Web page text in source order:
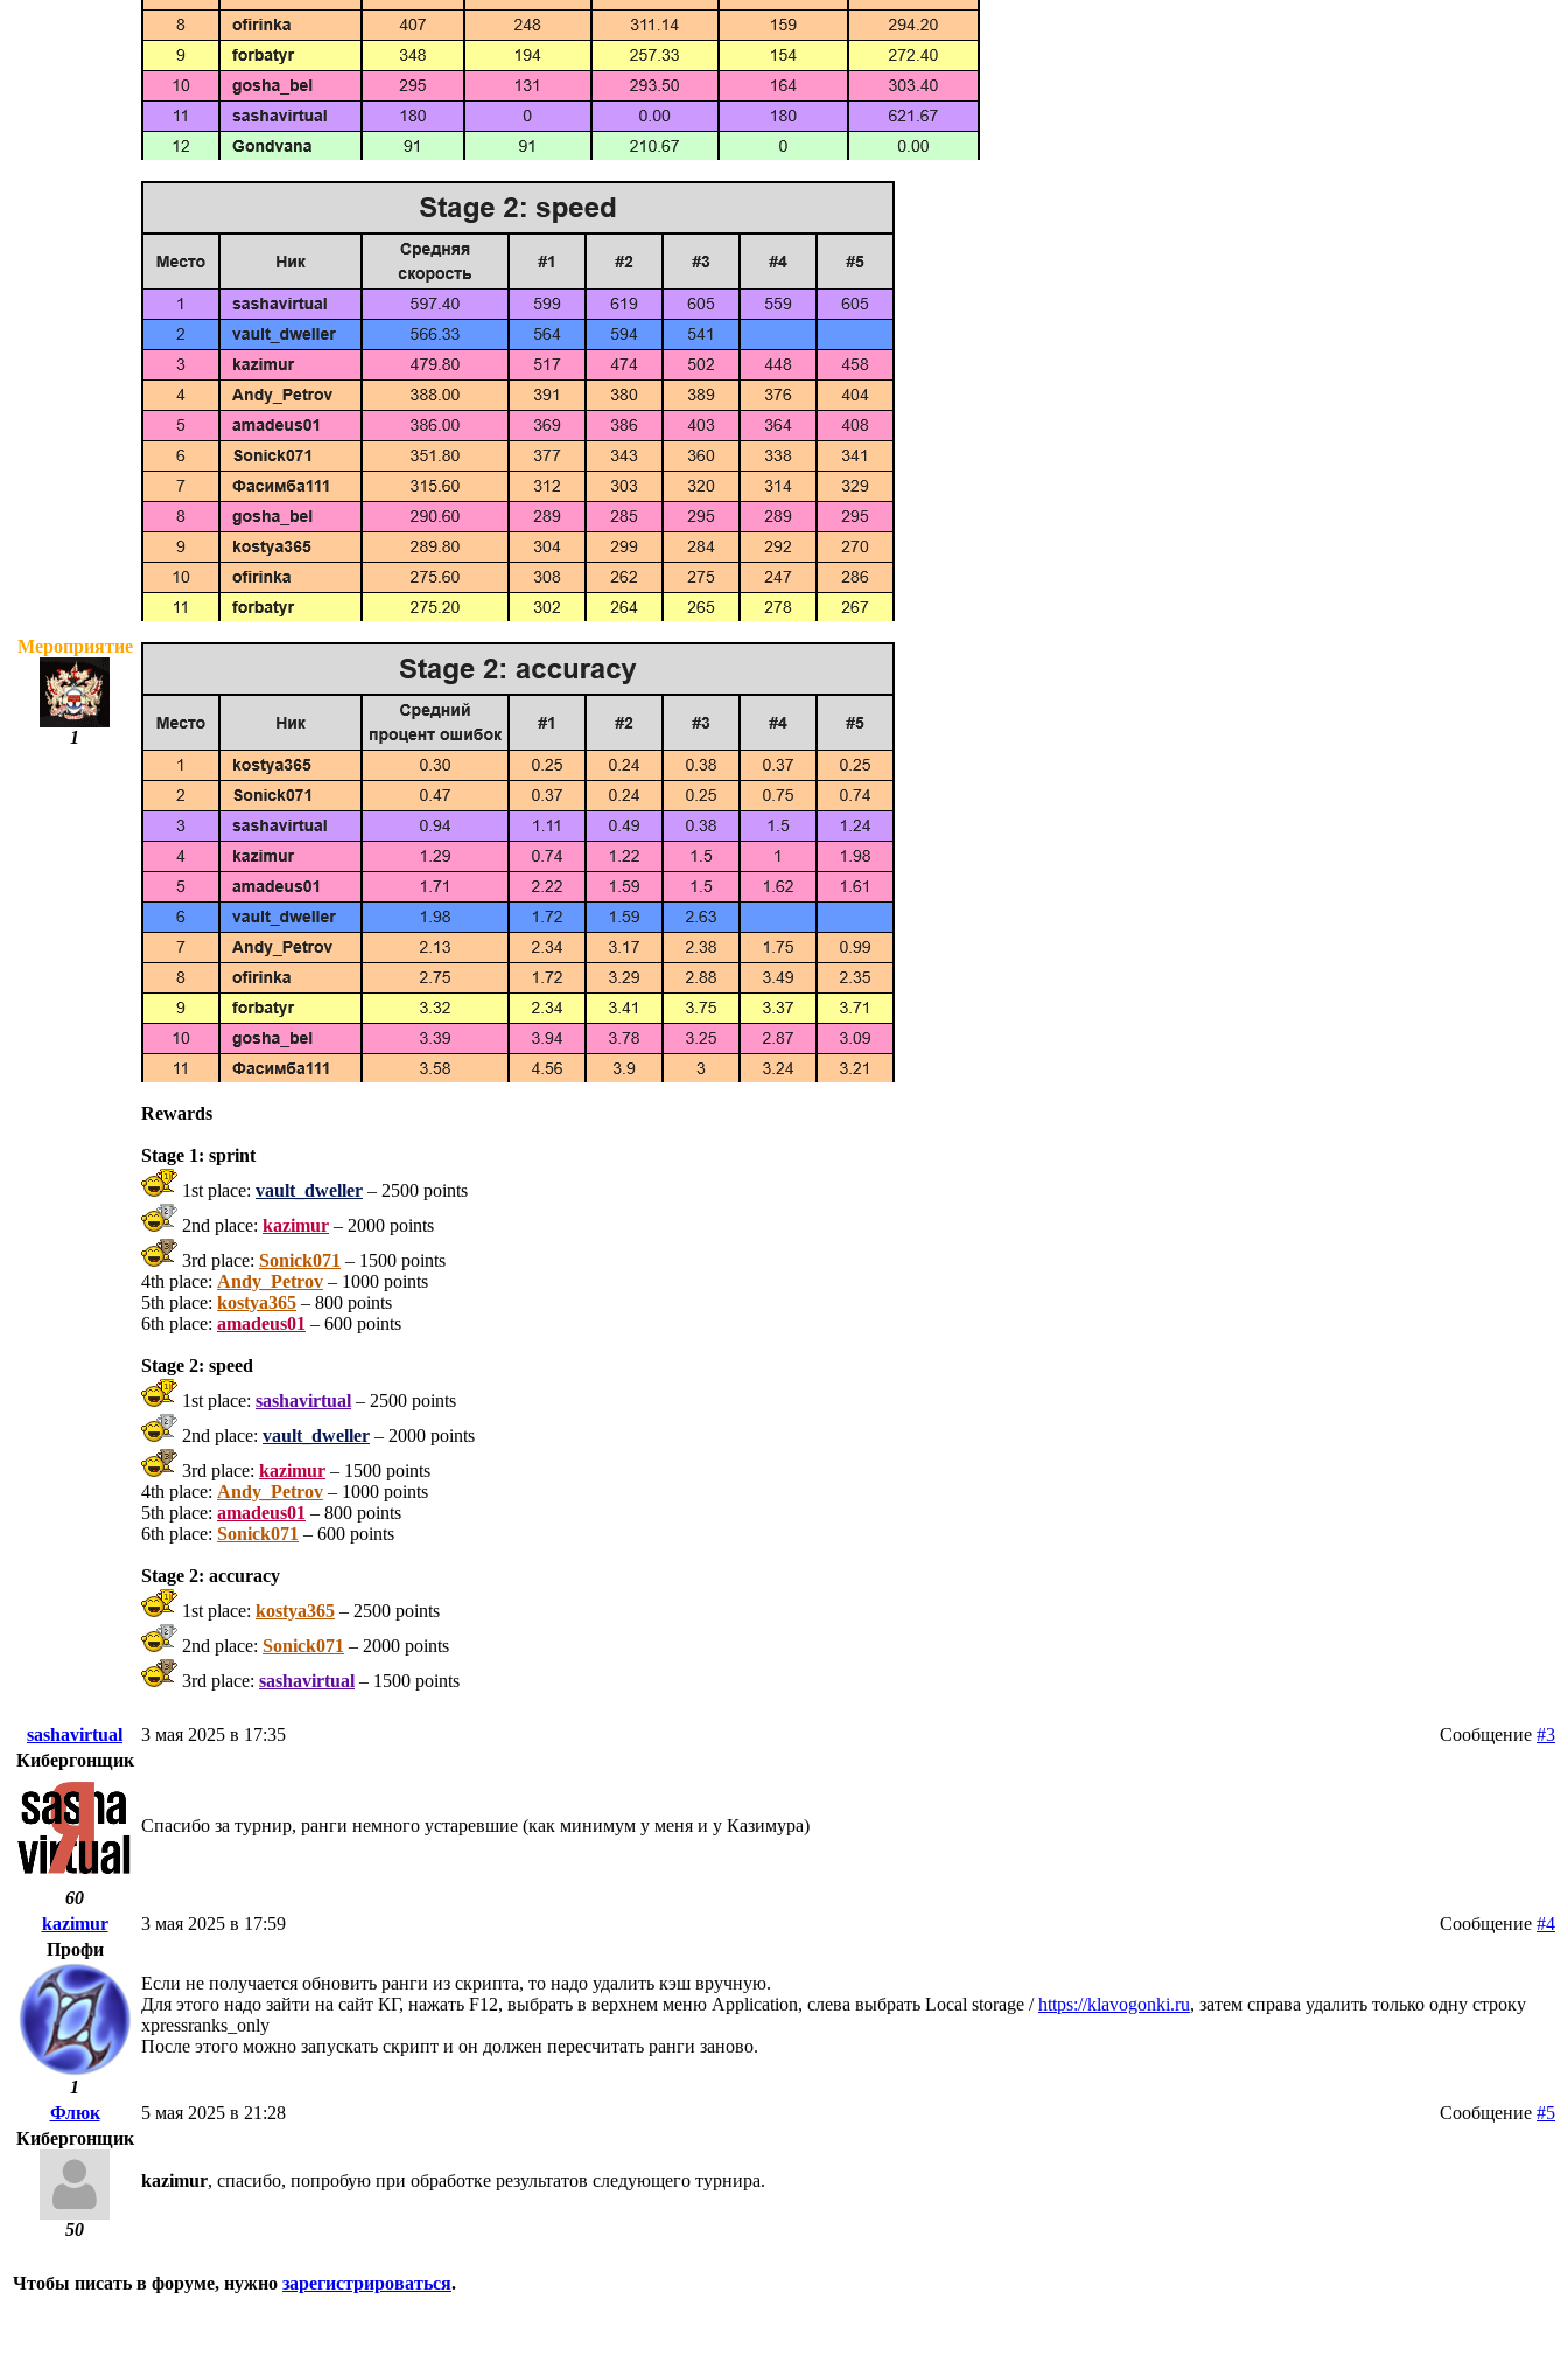
Мероприятие
1
Rewards
Stage 1: sprint
1st place: vault_dweller – 2500 points
2nd place: kazimur – 2000 points
3rd place: Sonick071 – 1500 points
4th place: Andy_Petrov – 1000 points
5th place: kostya365 – 800 points
6th place: amadeus01 – 600 points
Stage 2: speed
1st place: sashavirtual – 2500 points
2nd place: vault_dweller – 2000 points
3rd place: kazimur – 1500 points
4th place: Andy_Petrov – 1000 points
5th place: amadeus01 – 800 points
6th place: Sonick071 – 600 points
Stage 2: accuracy
1st place: kostya365 – 2500 points
2nd place: Sonick071 – 2000 points
3rd place: sashavirtual – 1500 points
sashavirtual Сообщение #3
3 мая 2025 в 17:35
Кибергонщик
60
Спасибо за турнир, ранги немного устаревшие (как минимум у меня и у Казимура)
kazimur Сообщение #4
3 мая 2025 в 17:59
Профи
1
Если не получается обновить ранги из скрипта, то надо удалить кэш вручную.
Для этого надо зайти на сайт КГ, нажать F12, выбрать в верхнем меню Application, слева выбрать Local storage /https://klavogonki.ru, затем справа удалить только одну строку
xpressranks_only
После этого можно запускать скрипт и он должен пересчитать ранги заново.
Флюк Сообщение #5
5 мая 2025 в 21:28
Кибергонщик
50
kazimur, спасибо, попробую при обработке результатов следующего турнира.
Чтобы писать в форуме, нужно зарегистрироваться.